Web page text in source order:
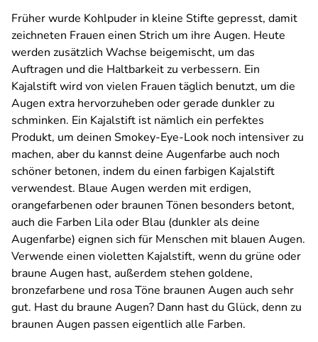
Früher wurde Kohlpuder in kleine Stifte gepresst, damit
zeichneten Frauen einen Strich um ihre Augen. Heute
werden zusätzlich Wachse beigemischt, um das
Auftragen und die Haltbarkeit zu verbessern. Ein
Kajalstift wird von vielen Frauen täglich benutzt, um die
Augen extra hervorzuheben oder gerade dunkler zu
schminken. Ein Kajalstift ist nämlich ein perfektes
Produkt, um deinen Smokey-Eye-Look noch intensiver zu
machen, aber du kannst deine Augenfarbe auch noch
schöner betonen, indem du einen farbigen Kajalstift
verwendest. Blaue Augen werden mit erdigen,
orangefarbenen oder braunen Tönen besonders betont,
auch die Farben Lila oder Blau (dunkler als deine
Augenfarbe) eignen sich für Menschen mit blauen Augen.
Verwende einen violetten Kajalstift, wenn du grüne oder
braune Augen hast, außerdem stehen goldene,
bronzefarbene und rosa Töne braunen Augen auch sehr
gut. Hast du braune Augen? Dann hast du Glück, denn zu
braunen Augen passen eigentlich alle Farben.